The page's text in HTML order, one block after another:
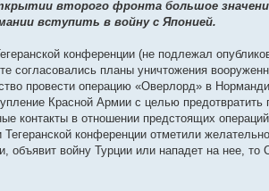
второго фронта большое
вступить в войну с Японией.
конференции (не подлежал
планы уничтожения
провести операцию «Оверлорд» в
Красной Армии с целью предотвратить
контакты в отношении предстоящих
конференции отметили
войну Турции или нападет на нее, то